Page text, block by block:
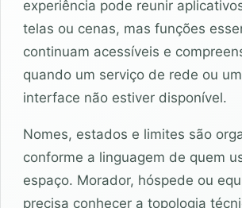
experiência pode reunir
telas ou cenas, mas funções
continuam acessíveis e
quando um serviço de rede ou
interface não estiver disponível.
Nomes, estados e limites são
conforme a linguagem de quem
espaço. Morador, hóspede ou
precisa conhecer a topologia